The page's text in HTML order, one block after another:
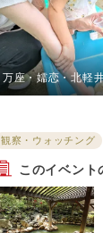
万座・嬬恋・北軽
観察・ウォッチング
このイベント